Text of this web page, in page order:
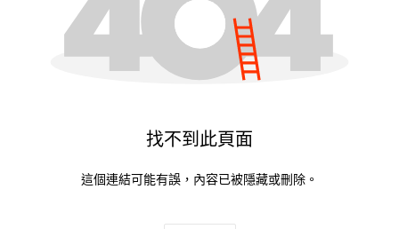
找不到此頁面
這個連結可能有誤，內容已被隱藏或刪除。